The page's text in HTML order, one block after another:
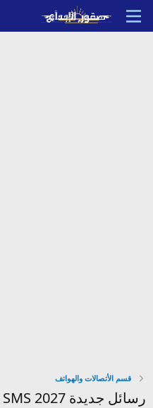
قسم الأتصالات والهواتف
رسائل جديدة new SMS 2027